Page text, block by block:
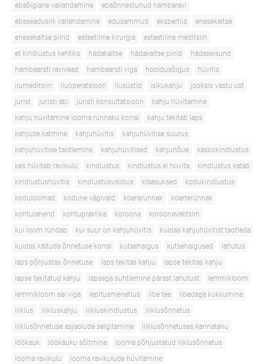
ebaõiglane vallandamine
ebaõnnestunud hambaravi
ebaseaduslik vallandamine
edusammud ekspertiis
enesekaitse
enesekaitse piirid
esteetiline kirurgia
esteetiline meditsiin
et kindlustus kehtiks
hädakaitse hädakaitse piirid
hädaseisund
hambaarsti ravivead
hambaarsti viga hooldusõigus
hüvitis
ilumeditsiin
iluoperatsioon ilusüstid isikukahju
jooksis vastu ust
jurist
juristi abi juristi konsultatsioon
kahju hüvitamine
kahju hüvitamine looma rünnaku korral
kahju tekitab laps
kahjude katmine
kahjuhüvitis
kahjuhüvitise suurus
kahjuhüvitise taotlemine
kahjuhüvitised kahjunõue
kaskokindlustus
kes hüvitab ravikulu
kindlustus kindlustus ei hüvita
kindlustus katab
kindlustushüvitis
kindlustusvaidlus klaasuksed
kodukindlustus
koduloomad
kodune vägivald koerarünnak
koerterünnak
kohtulahend
kohtupraktika koroona
koroonavaktsiin
kui loom ründab
kui suur on kahjuhüvitis
kuidas kahjuhüvitist taotleda
kuidas käituda õnnetuse korral
kutsehaigus kutsehaigused
lahutus
laps põhjustas õnnetuse
laps tekitas kahju
lapse tekitas kahju
lapse tekitatud kahju
lapsega suhtlemine pärast lahutust
lemmikloom
lemmikloom sai viga
lepitusmenetlus libe tee
libedaga kukkumine
liiklus
liikluskahju liikluskindlustus
liiklusõnnetus
liiklusõnnetuse asjaolude selgitamine
liiklusõnnetuses kannatanu
löökauk
löökauku sõitmine
looma põhjustatud liiklusõnnetus
looma ravikulu
looma ravikulude hüvitamine